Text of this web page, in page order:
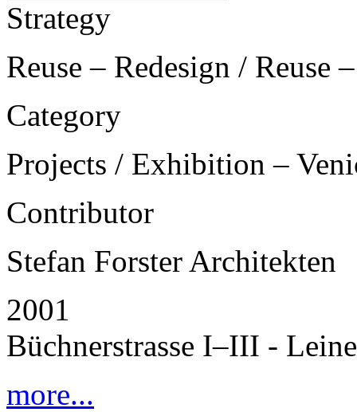
Strategy
Reuse – Redesign / Reuse
Category
Projects / Exhibition –
Contributor
Stefan Forster Architekten
2001
Büchnerstrasse I–III -
more...